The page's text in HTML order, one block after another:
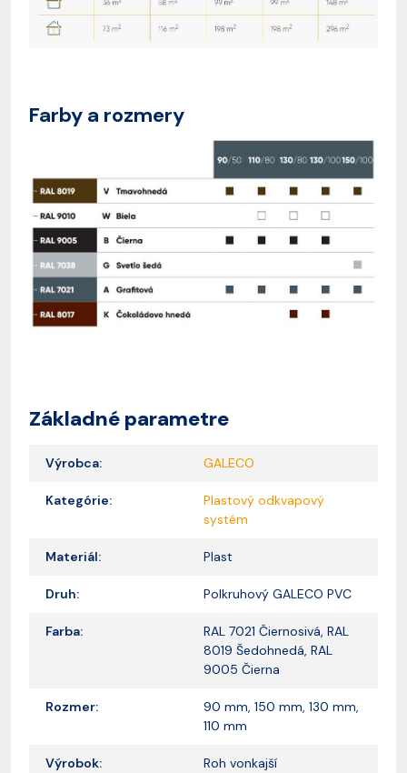
Farby a rozmery
Základné parametre
Výrobca: GALECO
Kategórie:
Plastový odkvapový
systém
Materiál: Plast
Druh: Polkruhový GALECO PVC
Farba:
RAL 7021 Čiernosivá, RAL
8019 Šedohnedá, RAL
9005 Čierna
Rozmer:
90 mm, 150 mm, 130 mm,
110 mm
Výrobok: Roh vonkajší